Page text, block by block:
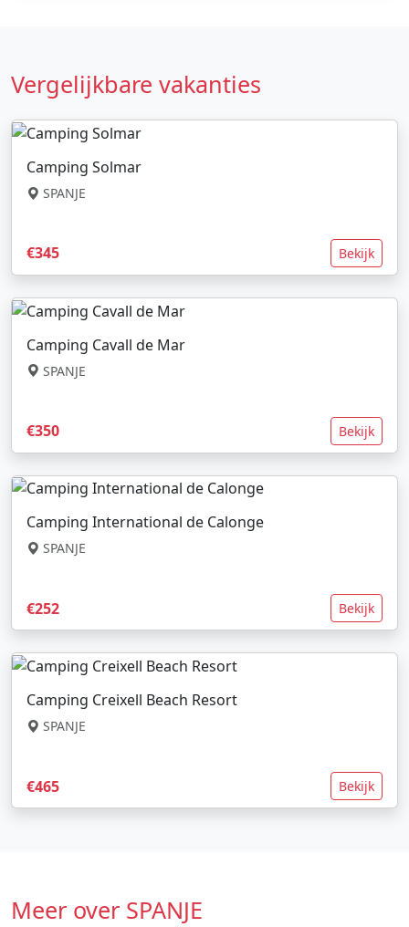
Vergelijkbare vakanties
Camping Solmar
SPANJE
€345 Bekijk
Camping Cavall de Mar
SPANJE
€350 Bekijk
Camping International de Calonge
SPANJE
€252 Bekijk
Camping Creixell Beach Resort
SPANJE
€465 Bekijk
Meer over SPANJE